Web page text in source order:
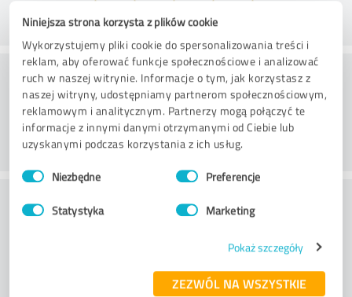
Niniejsza strona korzysta z plików cookie
Wykorzystujemy pliki cookie do spersonalizowania treści i
reklam, aby oferować funkcje społecznościowe i analizować
ruch w naszej witrynie. Informacje o tym, jak korzystasz z
naszej witryny, udostępniamy partnerom społecznościowym,
reklamowym i analitycznym. Partnerzy mogą połączyć te
informacje z innymi danymi otrzymanymi od Ciebie lub
uzyskanymi podczas korzystania z ich usług.
Wybór
zgody Niezbędne Preferencje
Statystyka Marketing
Pokaż szczegóły
ZEZWÓL NA WSZYSTKIE
Doradztwo
Obsługa klienta